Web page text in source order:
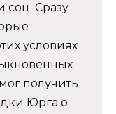
Сразу
условиях
получить
Юрга о